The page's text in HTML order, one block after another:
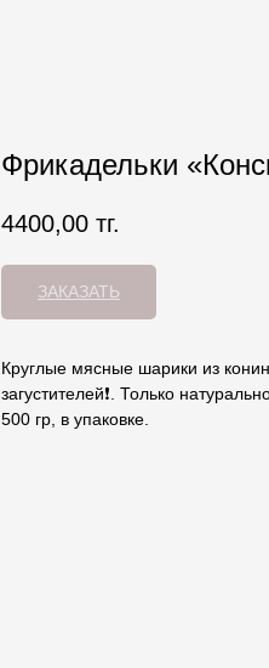
Фрикадельки
4400,00 тг.
ЗАКАЗАТЬ
Круглые мясные шарики из
загустителей❗️. Только
500 гр, в упаковке.